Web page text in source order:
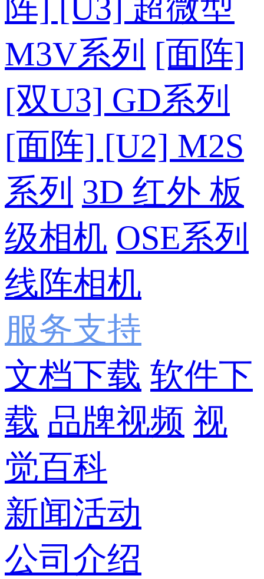
阵] [U3] 超微型
M3V系列 [面阵]
[双U3] GD系列
[面阵] [U2] M2S
系列 3D 红外 板
级相机 OSE系列
线阵相机
服务支持
文档下载 软件下
载 品牌视频 视
觉百科
新闻活动
公司介绍